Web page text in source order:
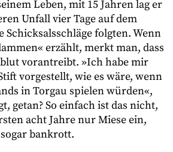
Leben, mit 15 Jahren lag er
Unfall vier Tage auf dem
Schicksalsschläge folgten. Wenn
erzählt, merkt man, dass
vorantreibt. »Ich habe mir
vorgestellt, wie es wäre, wenn
in Torgau spielen würden«,
getan? So einfach ist das nicht,
acht Jahre nur Miese ein,
bankrott.